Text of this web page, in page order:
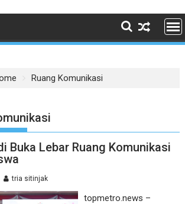
Ruang Komunikasi
Buka Lebar Ruang Komunikasi
tria sitinjak
topmetro.news –